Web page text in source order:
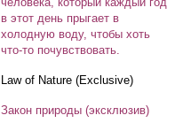
в этот день прыгает в
холодную воду, чтобы хоть
что-то почувствовать.
Law of Nature (Exclusive)
Закон природы (эксклюзив)